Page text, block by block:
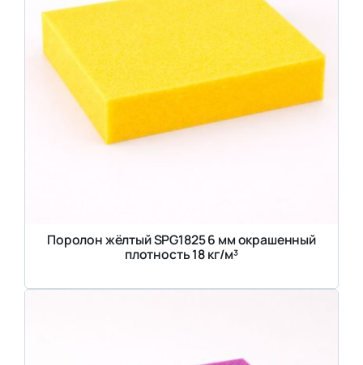
Поролон жёлтый SPG1825 6 мм окрашенный
плотность 18 кг/м³